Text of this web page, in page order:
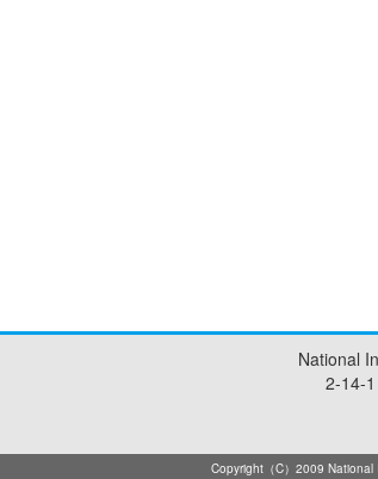
National
2-14-
Copyright（C）2009